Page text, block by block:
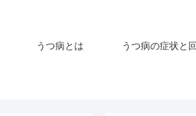
うつ病とは うつ病の症状と